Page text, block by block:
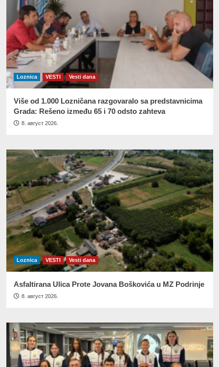
Loznica VESTI Vesti dana
Više od 1.000 Lozničana razgovaralo sa predstavnicima
Grada: Rešeno između 65 i 70 odsto zahteva
8. август 2026.
Loznica VESTI Vesti dana
Asfaltirana Ulica Prote Jovana Boškovića u MZ Podrinje
8. август 2026.